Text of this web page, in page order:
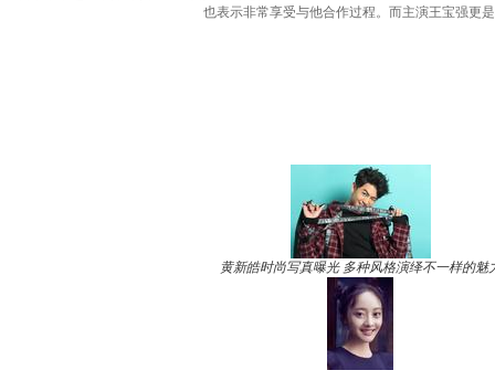
也表示非常享受与他合作过程。而主演王宝强更
黄新皓时尚写真曝光 多种风格演绎不一样的魅